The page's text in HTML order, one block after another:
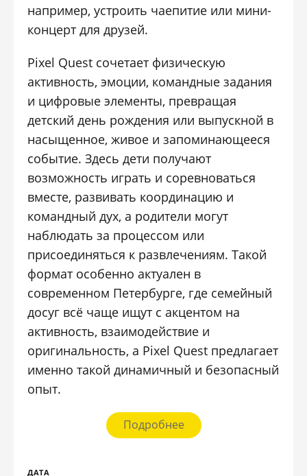
например, устроить чаепитие или мини-
концерт для друзей.
Pixel Quest сочетает физическую
активность, эмоции, командные задания
и цифровые элементы, превращая
детский день рождения или выпускной в
насыщенное, живое и запоминающееся
событие. Здесь дети получают
возможность играть и соревноваться
вместе, развивать координацию и
командный дух, а родители могут
наблюдать за процессом или
присоединяться к развлечениям. Такой
формат особенно актуален в
современном Петербурге, где семейный
досуг всё чаще ищут с акцентом на
активность, взаимодействие и
оригинальность, а Pixel Quest предлагает
именно такой динамичный и безопасный
опыт.
Подробнее
ДАТА